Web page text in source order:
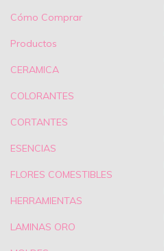
Cómo Comprar
Productos
CERAMICA
COLORANTES
CORTANTES
ESENCIAS
FLORES COMESTIBLES
HERRAMIENTAS
LAMINAS ORO